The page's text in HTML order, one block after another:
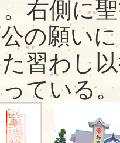
右側に
の願いに
習わし
ている。